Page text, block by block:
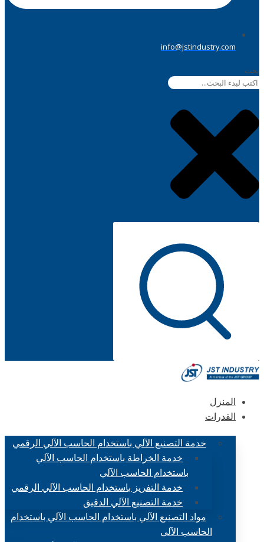
info@jstindustry.com
بحث
المنزل
القدرات
خدمة التصنيع الآلي باستخدام الحاسب الآلي الرقمي
خدمة الخراطة باستخدام الحاسب الآلي
باستخدام الحاسب الآلي
خدمة التفريز باستخدام الحاسب الآلي الرقمي
خدمة التصنيع الآلي الدقيق
مواد التصنيع الآلي باستخدام الحاسب الآلي باستخدام
الحاسب الآلي